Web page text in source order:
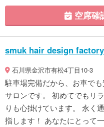
空席確
smuk hair design factory
石川県金沢市有松4丁目10-3
駐車場完備だから、お車で
サロンです。 初めてでもリ
りも心掛けています。 永く
指します！ あなたにとって